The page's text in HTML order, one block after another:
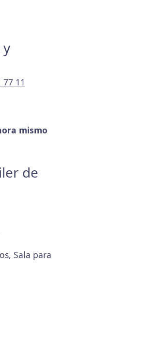
77 11
mismo
de
Sala para